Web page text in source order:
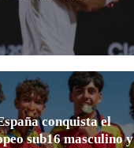
conquista el
sub16 masculino y